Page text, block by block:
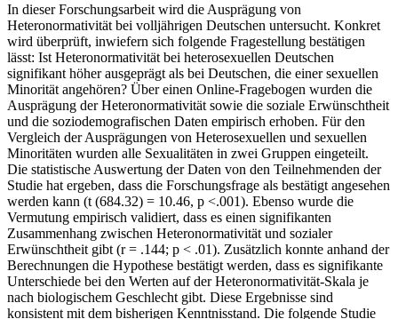
In dieser Forschungsarbeit wird die Ausprägung von
Heteronormativität bei volljährigen Deutschen untersucht. Konkret
wird überprüft, inwiefern sich folgende Fragestellung bestätigen
lässt: Ist Heteronormativität bei heterosexuellen Deutschen
signifikant höher ausgeprägt als bei Deutschen, die einer sexuellen
Minorität angehören? Über einen Online-Fragebogen wurden die
Ausprägung der Heteronormativität sowie die soziale Erwünschtheit
und die soziodemografischen Daten empirisch erhoben. Für den
Vergleich der Ausprägungen von Heterosexuellen und sexuellen
Minoritäten wurden alle Sexualitäten in zwei Gruppen eingeteilt.
Die statistische Auswertung der Daten von den Teilnehmenden der
Studie hat ergeben, dass die Forschungsfrage als bestätigt angesehen
werden kann (t (684.32) = 10.46, p <.001). Ebenso wurde die
Vermutung empirisch validiert, dass es einen signifikanten
Zusammenhang zwischen Heteronormativität und sozialer
Erwünschtheit gibt (r = .144; p < .01). Zusätzlich konnte anhand der
Berechnungen die Hypothese bestätigt werden, dass es signifikante
Unterschiede bei den Werten auf der Heteronormativität-Skala je
nach biologischem Geschlecht gibt. Diese Ergebnisse sind
konsistent mit dem bisherigen Kenntnisstand. Die folgende Studie